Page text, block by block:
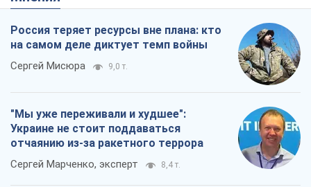
Россия теряет ресурсы вне плана: кто
на самом деле диктует темп войны
Сергей Мисюра 9,0 т.
"Мы уже переживали и худшее":
Украине не стоит поддаваться
отчаянию из-за ракетного террора
Сергей Марченко, эксперт 8,4 т.